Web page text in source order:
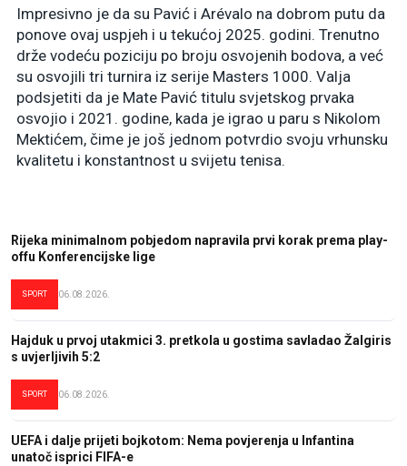
Impresivno je da su Pavić i Arévalo na dobrom putu da
ponove ovaj uspjeh i u tekućoj 2025. godini. Trenutno
drže vodeću poziciju po broju osvojenih bodova, a već
su osvojili tri turnira iz serije Masters 1000. Valja
podsjetiti da je Mate Pavić titulu svjetskog prvaka
osvojio i 2021. godine, kada je igrao u paru s Nikolom
Mektićem, čime je još jednom potvrdio svoju vrhunsku
kvalitetu i konstantnost u svijetu tenisa.
Rijeka minimalnom pobjedom napravila prvi korak prema play-
offu Konferencijske lige
SPORT 06.08.2026.
Hajduk u prvoj utakmici 3. pretkola u gostima savladao Žalgiris
s uvjerljivih 5:2
SPORT 06.08.2026.
UEFA i dalje prijeti bojkotom: Nema povjerenja u Infantina
unatoč isprici FIFA-e